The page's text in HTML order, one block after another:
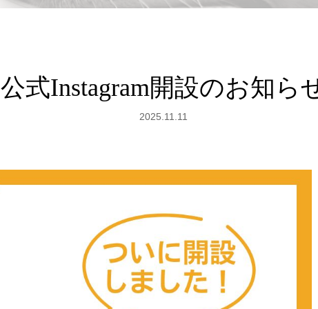
公式Instagram開設のお知ら
2025.11.11